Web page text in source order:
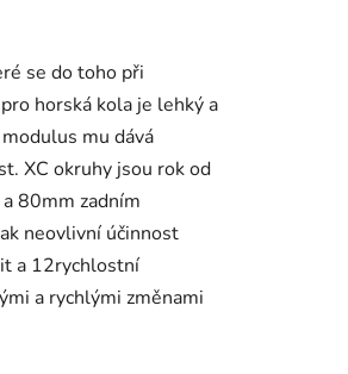
se do toho při
horská kola je lehký a
mu dává
XC okruhy jsou rok od
80mm zadním
neovlivní účinnost
a 12rychlostní
a rychlými změnami